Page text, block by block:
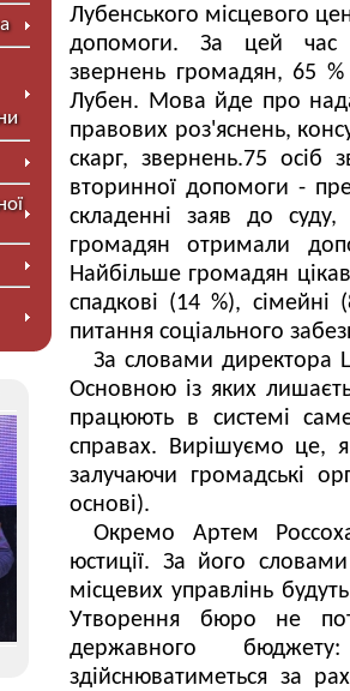
Лубенського місцевого
допомоги. За цей час
звернень громадян, 65
Лубен. Мова йде про
правових роз'яснень,
скарг, звернень.75 осіб
вторинної допомоги -
складенні заяв до
громадян отримали
Найбільше громадян
спадкові (14 %), сімейні
питання соціального
За словами директора
Основною із яких
працюють в системі
справах. Вирішуємо це,
залучаючи громадські
основі).
Окремо Артем
юстиції. За його
місцевих управлінь
Утворення бюро не
державного
здійснюватиметься за